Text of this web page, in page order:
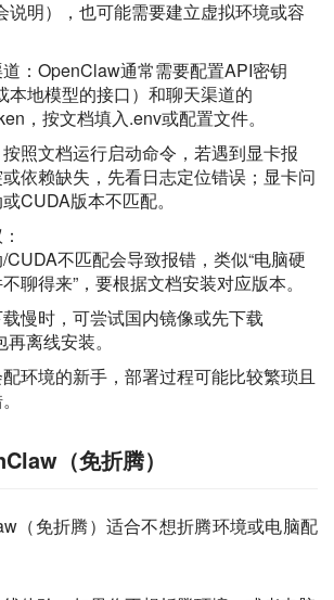
说明），也可能需要建立虚拟环境或容
：OpenClaw通常需要配置API密钥
本地模型的接口）和聊天渠道的
，按文档填入.env或配置文件。
照文档运行启动命令，若遇到显卡报
依赖缺失，先看日志定位错误；显卡问
CUDA版本不匹配。
CUDA不匹配会导致报错，类似“电脑硬
聊得来”，要根据文档安装对应版本。
慢时，可尝试国内镜像或先下载
离线安装。
环境的新手，部署过程可能比较繁琐且
（免折腾）
（免折腾）适合不想折腾环境或电脑配